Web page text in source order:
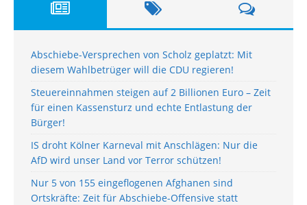
Abschiebe-Versprechen von Scholz geplatzt: Mit
diesem Wahlbetrüger will die CDU regieren!
Steuereinnahmen steigen auf 2 Billionen Euro – Zeit
für einen Kassensturz und echte Entlastung der
Bürger!
IS droht Kölner Karneval mit Anschlägen: Nur die
AfD wird unser Land vor Terror schützen!
Nur 5 von 155 eingeflogenen Afghanen sind
Ortskräfte: Zeit für Abschiebe-Offensive statt